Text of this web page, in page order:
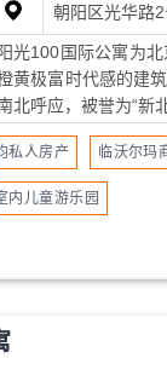
朝阳区光华路2
光100国际公寓为
黄极富时代感的建
北呼应，被誉为“新
私人房产 临沃尔玛
内儿童游乐园